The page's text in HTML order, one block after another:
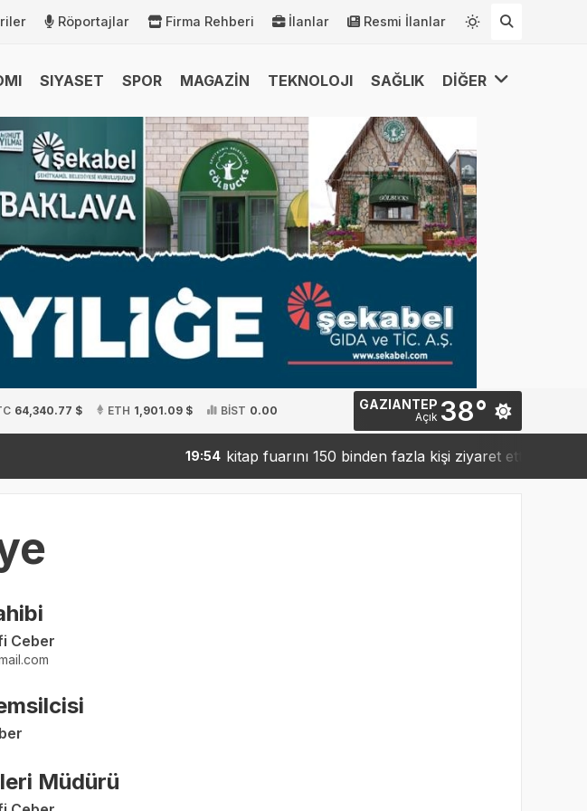
Röportajlar Firma Rehberi İlanlar Resmi İlanlar
SIYASET SPOR MAGAZİN TEKNOLOJI SAĞLIK DİĞER
64,340.77 $ ETH 1,901.09 $ BİST 0.00 GAZIANTEP
Açık 38°
19:54 kitap fuarını 150 binden fazla kişi ziyaret etti
Ceber
Müdürü